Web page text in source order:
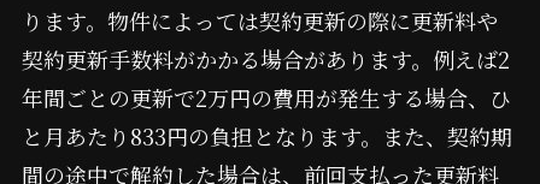
ります。物件によっては契約更新の際に更新料や
契約更新手数料がかかる場合があります。例えば2
年間ごとの更新で2万円の費用が発生する場合、ひ
と月あたり833円の負担となります。また、契約期
間の途中で解約した場合は、前回支払った更新料